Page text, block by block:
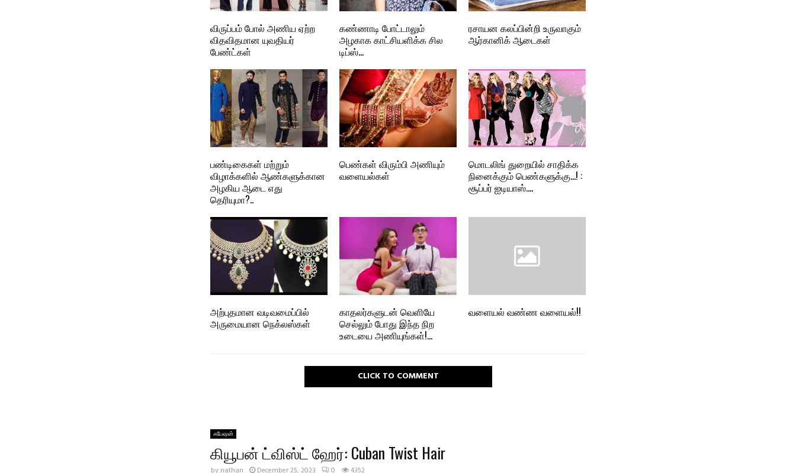
விருப்பம் போல் அணிய ஏற்ற
விதவிதமான யுவதியர்
பேண்ட்கள்
கண்ணாடி போட்டாலும்
அழகாக காட்சியளிக்க சில
டிப்ஸ்…
ரசாயன கலப்பின்றி உருவாகும்
ஆர்கானிக் ஆடைகள்
பண்டிகைகள் மற்றும்
விழாக்களில் ஆண்களுக்கான
அழகிய ஆடை எது
தெரியுமா?..
பெண்கள் விரும்பி அணியும்
வளையல்கள்
மொடலிங் துறையில் சாதிக்க
நினைக்கும் பெண்களுக்கு…! :
சூப்பர் ஐடியாஸ்….
அற்புதமான வடிவமைப்பில்
அருமையான நெக்லஸ்கள்
காதலர்களுடன் வெளியே
செல்லும் போது இந்த நிற
உடையை அணியுங்கள்!…
வளையல் வண்ண வளையல்!!
CLICK TO COMMENT
ஃபேஷன்
கியூபன் ட்விஸ்ட் ஹேர்: Cuban Twist Hair
by nathan December 25, 2023 0 4352